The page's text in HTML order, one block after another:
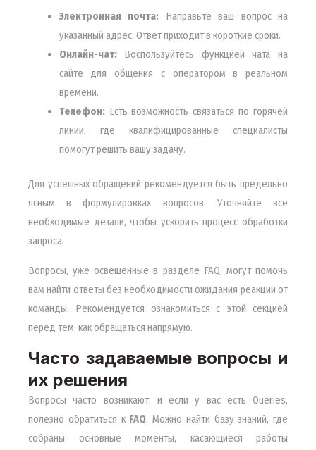
Электронная почта: Направьте ваш вопрос на
указанный адрес. Ответ приходит в короткие сроки.
Онлайн-чат:Воспользуйтесь функцией чата на
сайте для общения с оператором в реальном
времени.
Телефон:Есть возможность связаться по горячей
линии, где квалифицированные специалисты
помогут решить вашу задачу.
Для успешных обращений рекомендуется быть предельно
ясным в формулировках вопросов. Уточняйте все
необходимые детали, чтобы ускорить процесс обработки
запроса.
Вопросы, уже освещенные в разделе FAQ, могут помочь
вам найти ответы без необходимости ожидания реакции от
команды. Рекомендуется ознакомиться с этой секцией
перед тем, как обращаться напрямую.
Часто задаваемые вопросы и
их решения
Вопросы часто возникают, и если у вас есть Queries,
полезно обратиться к FAQ. Можно найти базу знаний, где
собраны основные моменты, касающиеся работы